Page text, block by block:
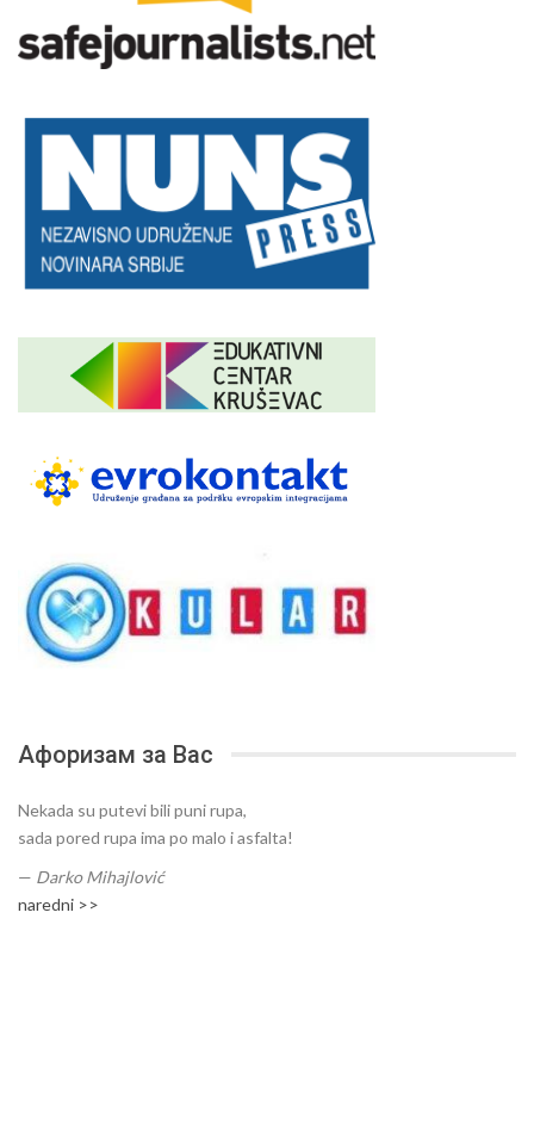
Афоризам за Вас
Nekada su putevi bili puni rupa,
sada pored rupa ima po malo i asfalta!
— Darko Mihajlović
naredni >>